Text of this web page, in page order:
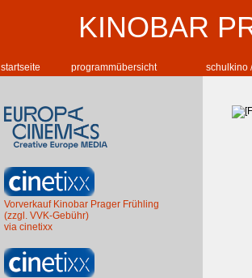
KINOBAR
startseite programmübersicht schulkino
Vorverkauf Kinobar Prager Frühling
(zzgl. VVK-Gebühr)
via cinetixx